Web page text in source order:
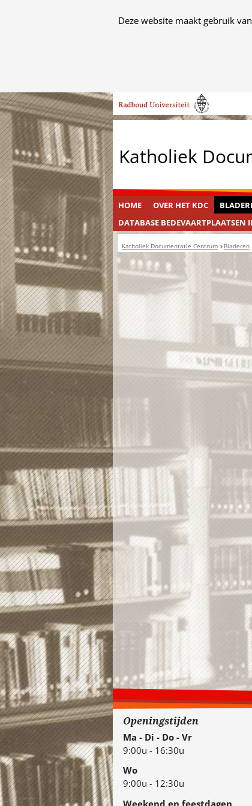
Cookies
Deze website maakt gebruik
gebruik
van
op
deze
worden
toegestaan
geweigerd.
Ga
naar
de
inhoud
Katholiek
HOME OVER HET KDC
DATABASE BEDEVAARTPLAATSEN
Katholiek Documentatie Centrum Bladeren
Openingstijden
Ma - Di - Do - Vr
9:00u - 16:30u
Wo
9:00u - 12:30u
Weekend en feestdagen